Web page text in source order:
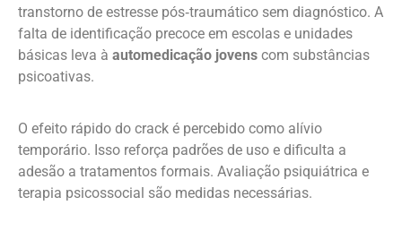
transtorno de estresse pós‑traumático sem diagnóstico. A
falta de identificação precoce em escolas e unidades
básicas leva à automedicação jovens com substâncias
psicoativas.
O efeito rápido do crack é percebido como alívio
temporário. Isso reforça padrões de uso e dificulta a
adesão a tratamentos formais. Avaliação psiquiátrica e
terapia psicossocial são medidas necessárias.